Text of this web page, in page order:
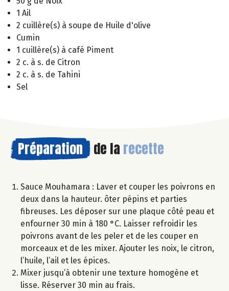
1 Ail
2 cuillère(s) à soupe de Huile d'olive
Cumin
1 cuillère(s) à café Piment
2 c. à s. de Citron
2 c. à s. de Tahini
Sel
Préparation de la recette
Sauce Mouhamara : Laver et couper les poivrons en
deux dans la hauteur. ôter pépins et parties
fibreuses. Les déposer sur une plaque côté peau et
enfourner 30 min à 180 °C. Laisser refroidir les
poivrons avant de les peler et de les couper en
morceaux et de les mixer. Ajouter les noix, le citron,
l’huile, l’ail et les épices.
Mixer jusqu’à obtenir une texture homogène et
lisse. Réserver 30 min au frais.